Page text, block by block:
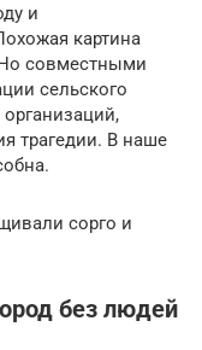
и
картина
Но совместными
сельского
трагедии. В наше
сорго и
без людей